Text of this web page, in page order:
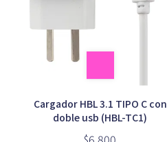
Cargador HBL 3.1 TIPO C con
doble usb (HBL-TC1)